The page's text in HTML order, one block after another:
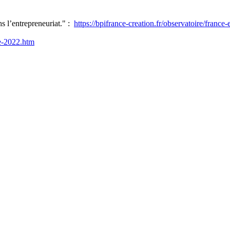
l’entrepreneuriat." : https://bpifrance-creation.fr/observatoire/france-
2022.htm